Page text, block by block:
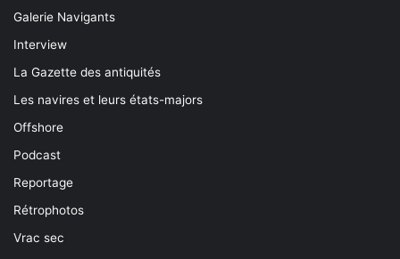
Galerie Navigants
Interview
La Gazette des antiquités
Les navires et leurs états-majors
Offshore
Podcast
Reportage
Rétrophotos
Vrac sec